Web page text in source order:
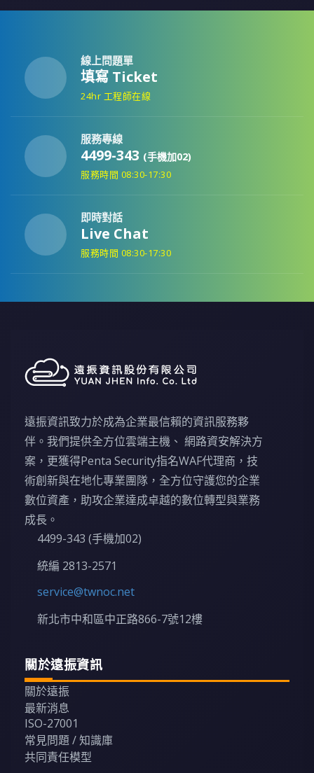
線上問題單
填寫 Ticket
24hr 工程師在線
服務專線
4499-343 (手機加02)
服務時間 08:30-17:30
即時對話
Live Chat
服務時間 08:30-17:30
遠振資訊致力於成為企業最信賴的資訊服務夥
伴。我們提供全方位雲端主機、 網路資安解決方
案，更獲得Penta Security指名WAF代理商，技
術創新與在地化專業團隊，全方位守護您的企業
數位資產，助攻企業達成卓越的數位轉型與業務
成長。
4499-343 (手機加02)
統編 2813-2571
service@twnoc.net
新北市中和區中正路866-7號12樓
關於遠振資訊
關於遠振
最新消息
ISO-27001
常見問題 / 知識庫
共同責任模型